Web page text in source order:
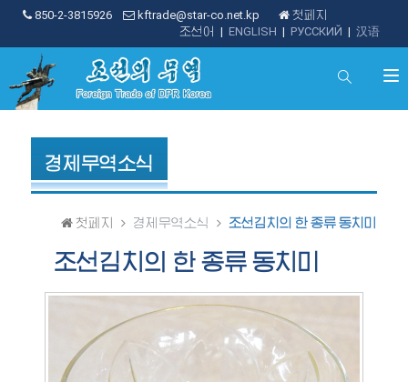
850-2-3815926 kftrade@star-co.net.kp
첫페지
| 汉语
| РУССКИЙ
| ENGLISH
조선어
경제무역소식
첫페지 경제무역소식 조선김치의 한 종류 동치미
조선김치의 한 종류 동치미